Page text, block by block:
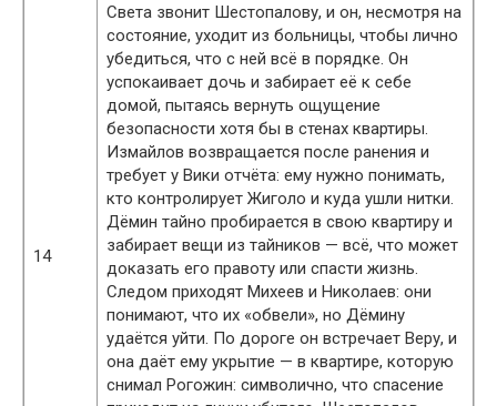
14
Света звонит Шестопалову, и он, несмотря на
состояние, уходит из больницы, чтобы лично
убедиться, что с ней всё в порядке. Он
успокаивает дочь и забирает её к себе
домой, пытаясь вернуть ощущение
безопасности хотя бы в стенах квартиры.
Измайлов возвращается после ранения и
требует у Вики отчёта: ему нужно понимать,
кто контролирует Жиголо и куда ушли нитки.
Дёмин тайно пробирается в свою квартиру и
забирает вещи из тайников — всё, что может
доказать его правоту или спасти жизнь.
Следом приходят Михеев и Николаев: они
понимают, что их «обвели», но Дёмину
удаётся уйти. По дороге он встречает Веру, и
она даёт ему укрытие — в квартире, которую
снимал Рогожин: символично, что спасение